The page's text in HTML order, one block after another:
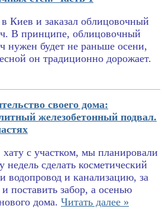
Киев и заказал облицовочный
В принципе, облицовочный
нужен будет не раньше осени,
он традиционно дорожает.
своего дома:
железобетонный подвал.
с участком, мы планировали
недель сделать косметический
водопровод и канализацию, за
поставить забор, а осенью
дома. Читать далее »